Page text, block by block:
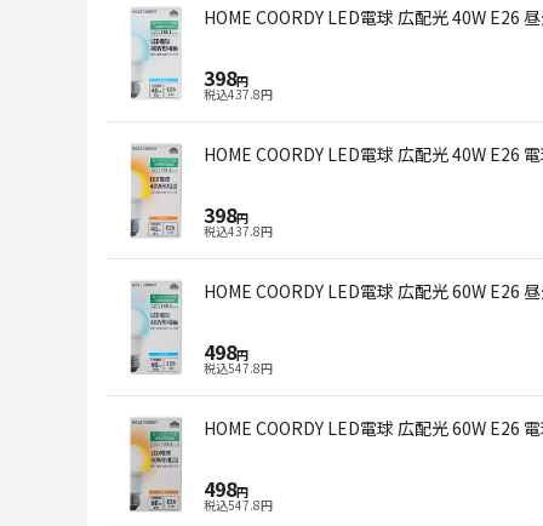
HOME COORDY LED電球 広配光 40W E26
398円
税込437.8円
HOME COORDY LED電球 広配光 40W E26
398円
税込437.8円
HOME COORDY LED電球 広配光 60W E26
498円
税込547.8円
HOME COORDY LED電球 広配光 60W E26
498円
税込547.8円